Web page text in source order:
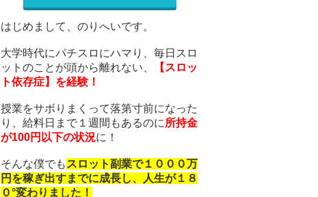
はじめまして、のりへいです。
大学時代にパチスロにハマり、毎日スロ
ットのことが頭から離れない、
【スロッ
ト依存症】を経験！
授業をサボりまくって落第寸前になった
り、給料日まで１週間もあるのに所持金
が100円以下の状況に！
そんな僕でも スロット副業で１０００万
円を稼ぎ出すまでに成長し、人生が１８
０°変わりました！